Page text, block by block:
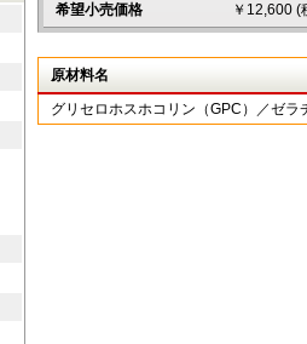
希望小売価格 ￥12,600 (
原材料名
グリセロホスホコリン（GPC）／ゼラ